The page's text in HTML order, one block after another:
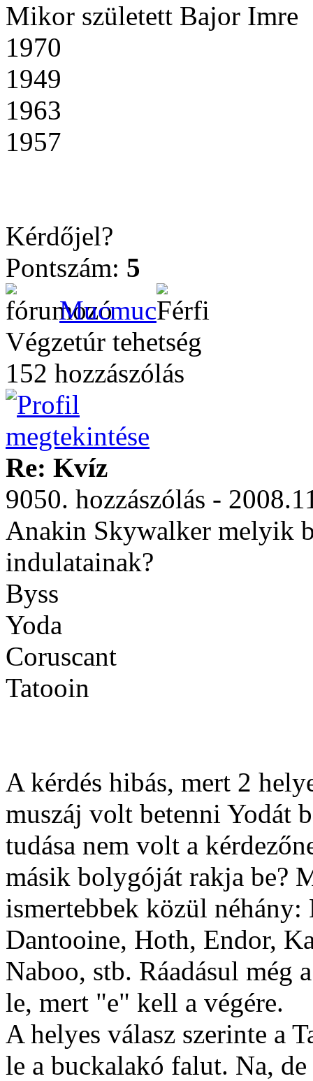
Mikor született Bajor Imre
1970
1949
1963
1957
Kérdőjel?
Pontszám: 5
Mucmuc
Végzetúr tehetség
152 hozzászólás
Re: Kvíz
9050. hozzászólás -
Anakin Skywalker melyik
indulatainak?
Byss
Yoda
Coruscant
Tatooin
A kérdés hibás, mert 2
muszáj volt betenni Yodát
tudása nem volt a
másik bolygóját rakja be?
ismertebbek közül
Dantooine, Hoth, Endor,
Naboo, stb. Ráadásul még
le, mert "e" kell a végére.
A helyes válasz szerinte a
le a buckalakó falut. Na,